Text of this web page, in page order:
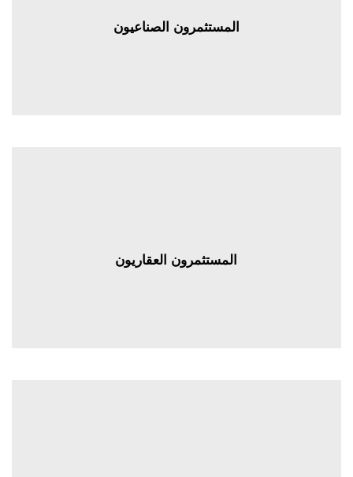
المستثمرون الصناعيون
المستثمرون العقاريون